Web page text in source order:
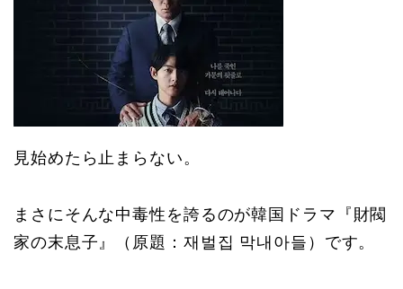
見始めたら止まらない。
まさにそんな中毒性を誇るのが韓国ドラマ『財閥
家の末息子』（原題：재벌집 막내아들）です。